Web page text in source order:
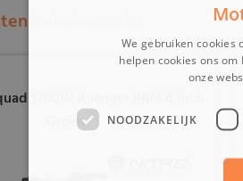
bekeken ook:
1200W Avenger PRM 6 inch
Groen
We gebruiken cookies
helpen cookies ons
onze
NOODZAKELIJK